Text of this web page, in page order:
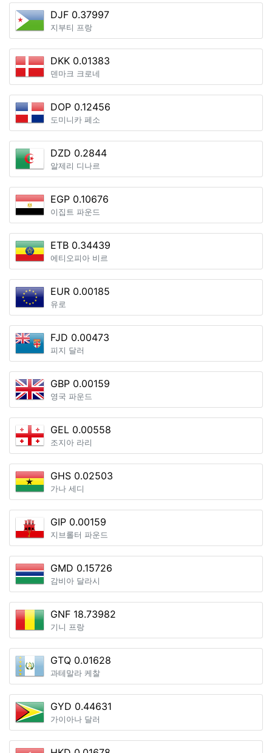
DJF 0.37997
지부티 프랑
DKK 0.01383
덴마크 크로네
DOP 0.12456
도미니카 페소
DZD 0.2844
알제리 디나르
EGP 0.10676
이집트 파운드
ETB 0.34439
에티오피아 비르
EUR 0.00185
유로
FJD 0.00473
피지 달러
GBP 0.00159
영국 파운드
GEL 0.00558
조지아 라리
GHS 0.02503
가나 세디
GIP 0.00159
지브롤터 파운드
GMD 0.15726
감비아 달라시
GNF 18.73982
기니 프랑
GTQ 0.01628
과테말라 케찰
GYD 0.44631
가이아나 달러